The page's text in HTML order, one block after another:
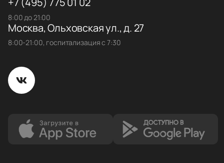
8:00 до 21:00
Москва, Ольховская ул., д. 27
8:00-21:00, госпитализация с 7:30